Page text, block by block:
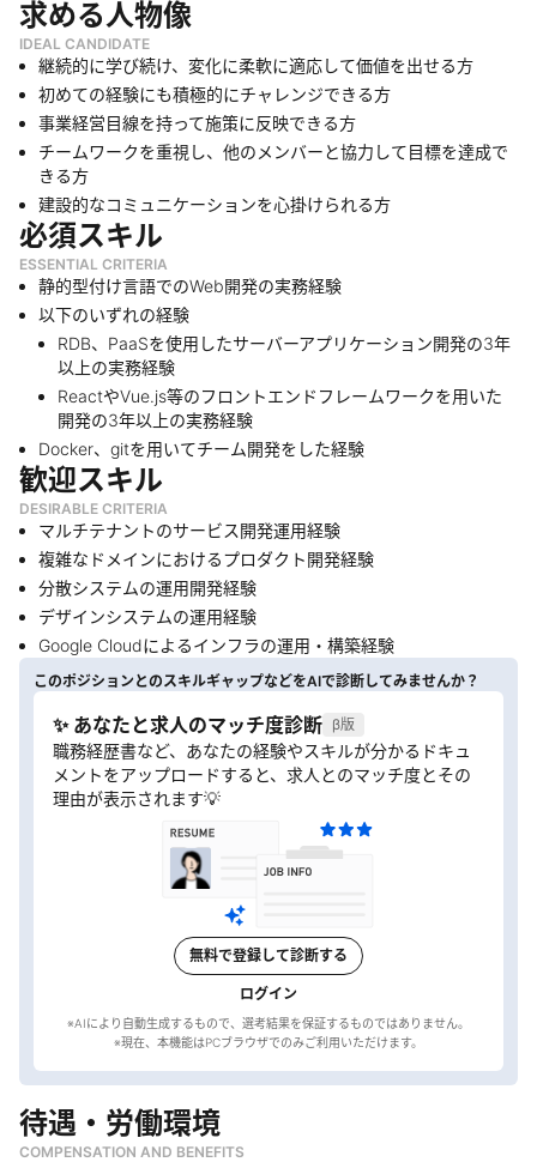
求める人物像
IDEAL CANDIDATE
継続的に学び続け、変化に柔軟に適応して価値を出せる方
初めての経験にも積極的にチャレンジできる方
事業経営目線を持って施策に反映できる方
チームワークを重視し、他のメンバーと協力して目標を達成で
きる方
建設的なコミュニケーションを心掛けられる方
必須スキル
ESSENTIAL CRITERIA
静的型付け言語でのWeb開発の実務経験
以下のいずれの経験
RDB、PaaSを使用したサーバーアプリケーション開発の3年
以上の実務経験
ReactやVue.js等のフロントエンドフレームワークを用いた
開発の3年以上の実務経験
Docker、gitを用いてチーム開発をした経験
歓迎スキル
DESIRABLE CRITERIA
マルチテナントのサービス開発運用経験
複雑なドメインにおけるプロダクト開発経験
分散システムの運用開発経験
デザインシステムの運用経験
Google Cloudによるインフラの運用・構築経験
このポジションとのスキルギャップなどをAIで診断してみませんか？
✨ あなたと求人のマッチ度診断 β版
職務経歴書など、あなたの経験やスキルが分かるドキュ
メントをアップロードすると、求人とのマッチ度とその
理由が表示されます💡
無料で登録して診断する
ログイン
※AIにより自動生成するもので、選考結果を保証するものではありません。
待遇・労働環境
COMPENSATION AND BENEFITS